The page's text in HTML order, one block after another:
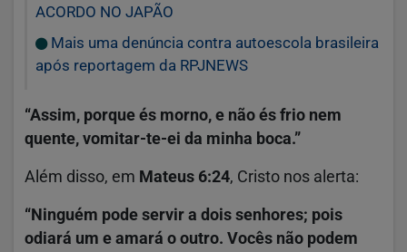
ACORDO NO JAPÃO
Mais uma denúncia contra autoescola brasileira
após reportagem da RPJNEWS
“Assim, porque és morno, e não és frio nem
quente, vomitar-te-ei da minha boca.”
Além disso, em Mateus 6:24, Cristo nos alerta:
“Ninguém pode servir a dois senhores; pois
odiará um e amará o outro. Vocês não podem